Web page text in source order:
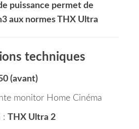
puissance permet de
aux normes THX Ultra
techniques
(avant)
monitor Home Cinéma
: THX Ultra 2